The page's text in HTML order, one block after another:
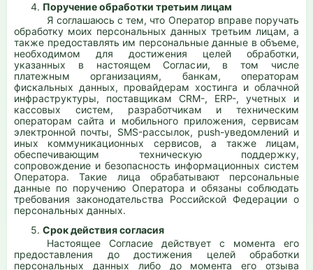
4. Поручение обработки третьим лицам
Я соглашаюсь с тем, что Оператор вправе поручать
обработку моих персональных данных третьим лицам, а
также предоставлять им персональные данные в объеме,
необходимом для достижения целей обработки,
указанных в настоящем Согласии, в том числе
платежным организациям, банкам, операторам
фискальных данных, провайдерам хостинга и облачной
инфраструктуры, поставщикам CRM-, ERP-, учетных и
кассовых систем, разработчикам и техническим
операторам сайта и мобильного приложения, сервисам
электронной почты, SMS-рассылок, push-уведомлений и
иных коммуникационных сервисов, а также лицам,
обеспечивающим техническую поддержку,
сопровождение и безопасность информационных систем
Оператора. Такие лица обрабатывают персональные
данные по поручению Оператора и обязаны соблюдать
требования законодательства Российской Федерации о
персональных данных.
5. Срок действия согласия
Настоящее Согласие действует с момента его
предоставления до достижения целей обработки
персональных данных либо до момента его отзыва